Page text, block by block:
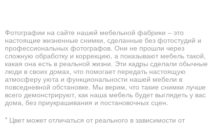
Фотографии на сайте нашей мебельной фабрики – это
настоящие жизненные снимки, сделанные без фотостудий и
профессиональных фотографов. Они не прошли через
сложную обработку и коррекцию, а показывают мебель такой,
какая она есть в реальной жизни. Эти кадры сделали обычные
люди в своих домах, что помогает передать настоящую
атмосферу уюта и функциональности нашей мебели в
повседневной обстановке. Мы верим, что такие снимки лучше
всего демонстрируют, как наша мебель будет выглядеть у вас
дома, без приукрашивания и постановочных сцен.
* Цвет может отличаться от реального в зависимости от